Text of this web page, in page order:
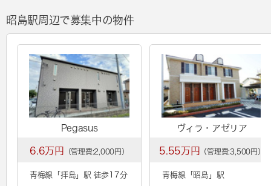
昭島駅周辺で募集中の物件
Pegasus
6.6万円 （管理費:2,000円）
青梅線「 拝島 」駅 徒歩17分
ヴィラ・アゼリア
5.55万円 （管理費:3,500円）
青梅線「 昭島 」駅